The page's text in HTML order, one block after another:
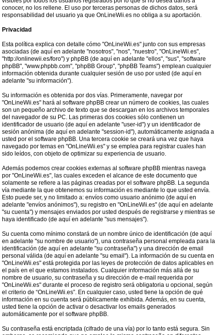
conocer, no los rellene. El uso por terceras personas de dichos datos, será
responsabilidad del usuario ya que OnLineWii.es no obliga a su aportación.
Privacidad
Esta política explica con detalle cómo "OnLineWii.es" junto con sus empresas
asociadas (de aquí en adelante "nosotros", "nos", "nuestro", "OnLineWii.es",
"http://onlinewii.es/foro") y phpBB (de aquí en adelante "ellos", "sus", "software
phpBB", "www.phpbb.com", "phpBB Group", "phpBB Teams") emplean cualquier
información obtenida durante cualquier sesión de uso por usted (de aquí en
adelante "su información").
Su información es obtenida por dos vías. Primeramente, navegar por
"OnLineWii.es" hará al software phpBB crear un número de cookies, las cuales
son un pequeño archivo de texto que se descargan en los archivos temporales
del navegador de su PC. Las primeras dos cookies sólo contienen un
identificador de usuario (de aquí en adelante "user-id") y un identificador de
sesión anónima (de aquí en adelante "session-id"), automáticamente asignada a
usted por el software phpBB. Una tercera cookie se creará una vez que haya
navegado por temas en "OnLineWii.es" y se emplea para registrar cuales han
sido leídos, con objeto de optimizar su experiencia de usuario.
Además podemos crear cookies externas al software phpBB mientras navega
por "OnLineWii.es", las cuales exceden el alcance de este documento que
solamente se refiere a las páginas creadas por el software phpBB. La segunda
vía mediante la que obtenemos su información es mediante lo que usted envía.
Esto puede ser, y no limitado a: envíos como usuario anónimo (de aquí en
adelante "envíos anónimos"), su registro en "OnLineWii.es" (de aquí en adelante
"su cuenta") y mensajes enviados por usted después de registrarse y mientras se
haya identificado (de aquí en adelante "sus mensajes").
Su cuenta como mínimo constará de un nombre único de identificación (de aquí
en adelante "su nombre de usuario"), una contraseña personal empleada para la
identificación (de aquí en adelante "su contraseña") y una dirección de email
personal válida (de aquí en adelante "su email"). La información de su cuenta en
"OnLineWii.es" está protegida por las leyes de protección de datos aplicables en
el país en el que estamos instalados. Cualquier información más allá de su
nombre de usuario, su contraseña y su dirección de e-mail requerida por
"OnLineWii.es" durante el proceso de registro será obligatoria u opcional, según
el criterio de “OnLineWii.es”. En cualquier caso, usted tiene la opción de qué
información en su cuenta será públicamente exhibida. Además, en su cuenta,
usted tiene la opción de activar o desactivar los emails generados
automáticamente por el software phpBB.
Su contraseña está encriptada (cifrado de una vía) por lo tanto está segura. Sin